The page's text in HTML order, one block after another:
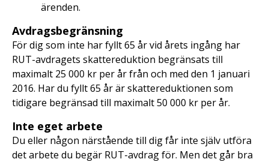
ärenden.
Avdragsbegränsning
För dig som inte har fyllt 65 år vid årets ingång har
RUT-avdragets skattereduktion begränsats till
maximalt 25 000 kr per år från och med den 1 januari
2016. Har du fyllt 65 år är skattereduktionen som
tidigare begränsad till maximalt 50 000 kr per år.
Inte eget arbete
Du eller någon närstående till dig får inte själv utföra
det arbete du begär RUT-avdrag för. Men det går bra